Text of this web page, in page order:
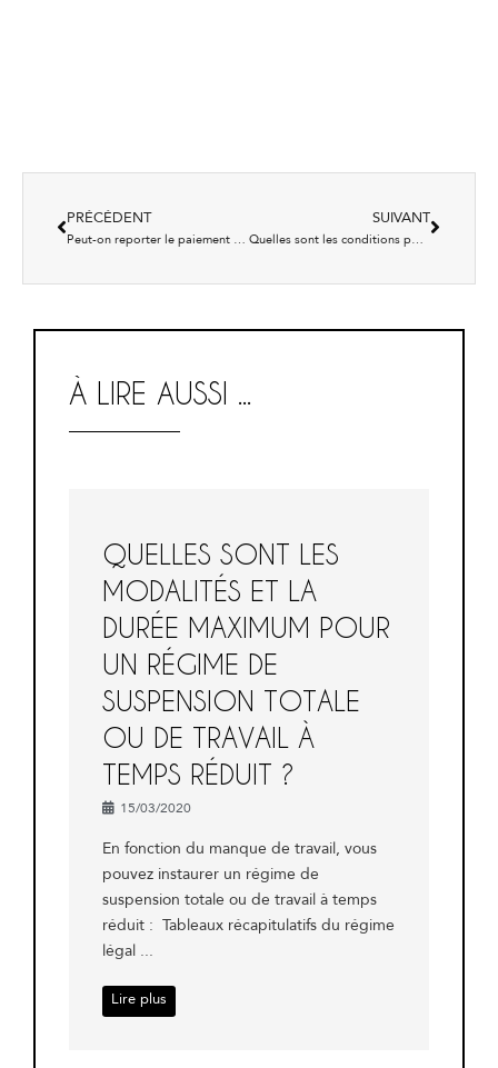
PRÉCÉDENT
Peut-on reporter le paiement des versements anticipés ?
SUIVANT
Quelles sont les conditions pour bénéficier du report des cotisations sociales ?
À LIRE AUSSI ...
QUELLES SONT LES
MODALITÉS ET LA
DURÉE MAXIMUM POUR
UN RÉGIME DE
SUSPENSION TOTALE
OU DE TRAVAIL À
TEMPS RÉDUIT ?
15/03/2020
En fonction du manque de travail, vous
pouvez instaurer un régime de
suspension totale ou de travail à temps
réduit : Tableaux récapitulatifs du régime
légal ...
Lire plus